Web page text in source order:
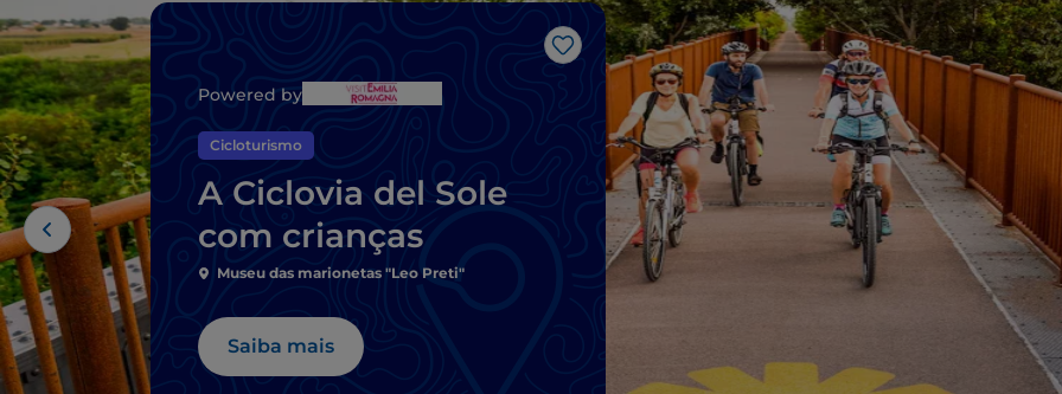
Gosto
Powered by
Cicloturismo
A Ciclovia del Sole
com crianças
Museu das marionetas "Leo Preti"
Saiba mais